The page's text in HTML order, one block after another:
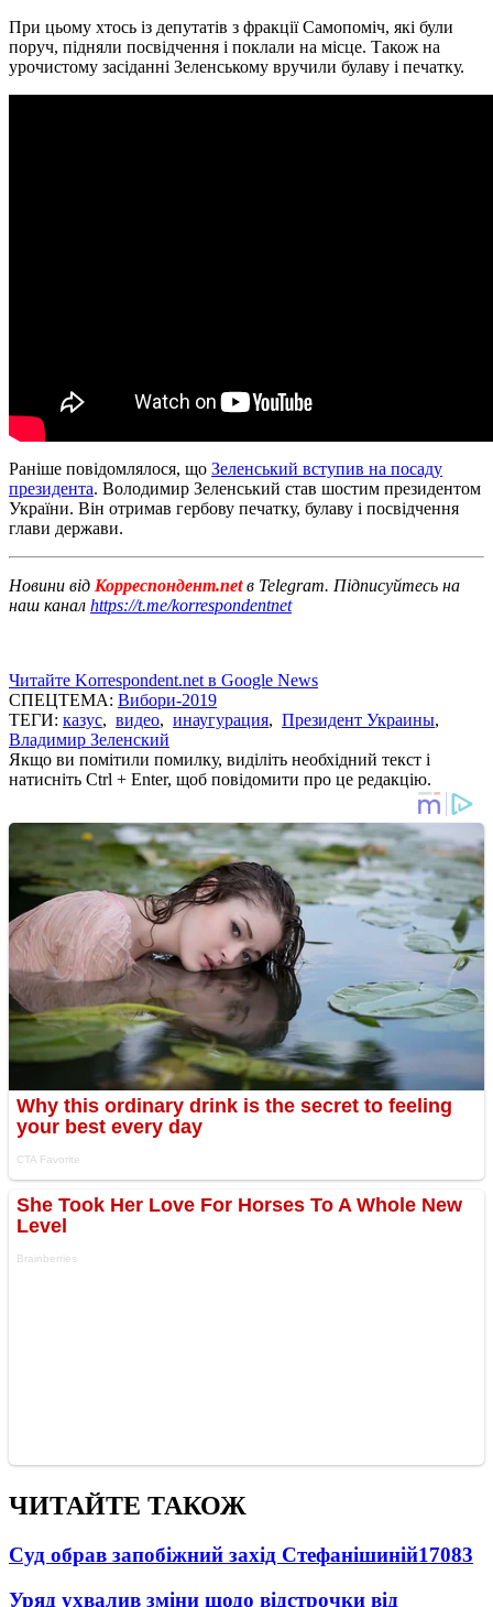
При цьому хтось із депутатів з фракції Самопоміч, які були
поруч, підняли посвідчення і поклали на місце. Також на
урочистому засіданні Зеленському вручили булаву і печатку.
Раніше повідомлялося, що Зеленський вступив на посаду
президента. Володимир Зеленський став шостим президентом
України. Він отримав гербову печатку, булаву і посвідчення
глави держави.
Новини від Корреспондент.netв Telegram. Підписуйтесь на
наш канал https://t.me/korrespondentnet
Читайте Korrespondent.net в Google News
СПЕЦТЕМА: Вибори-2019
ТЕГИ: казус, видео, инаугурация, Президент Украины,
Владимир Зеленский
Якщо ви помітили помилку, виділіть необхідний текст і
натисніть Ctrl + Enter, щоб повідомити про це редакцію.
ЧИТАЙТЕ ТАКОЖ
Суд обрав запобіжний захід Стефанішиній17083
Уряд ухвалив зміни щодо відстрочки від